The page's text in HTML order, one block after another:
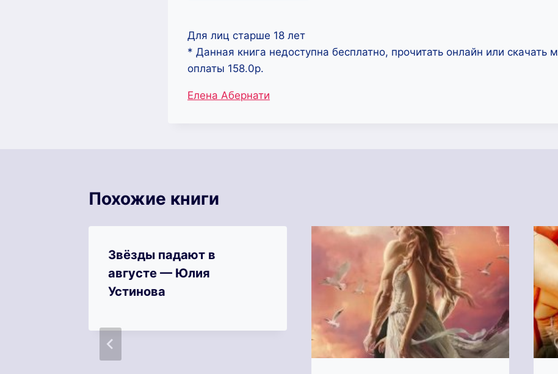
Для лиц старше 18 лет
* Данная книга недоступна бесплатно, прочитать онлайн или скачать
оплаты 158.0р.
Метки
Елена Абернати
Похожие книги
Звёзды падают в
августе — Юлия
Устинова